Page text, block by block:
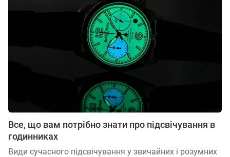
Все, що вам потрібно знати про підсвічування в
годинниках
Види сучасного підсвічування у звичайних і розумних